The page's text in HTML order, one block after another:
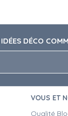
DÉCO
VOUS ET
Qualité